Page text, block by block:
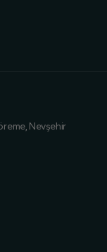
Nevşehir